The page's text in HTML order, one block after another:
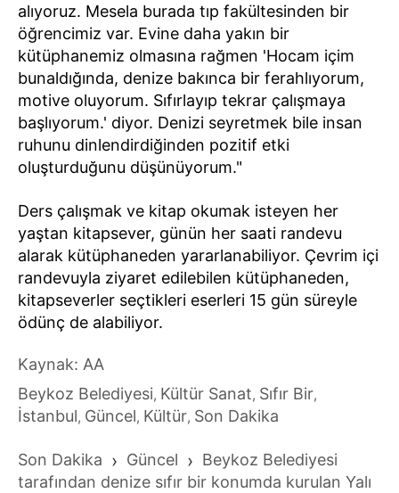
alıyoruz. Mesela burada tıp fakültesinden bir
öğrencimiz var. Evine daha yakın bir
kütüphanemiz olmasına rağmen 'Hocam içim
bunaldığında, denize bakınca bir ferahlıyorum,
motive oluyorum. Sıfırlayıp tekrar çalışmaya
başlıyorum.' diyor. Denizi seyretmek bile insan
ruhunu dinlendirdiğinden pozitif etki
oluşturduğunu düşünüyorum."
Ders çalışmak ve kitap okumak isteyen her
yaştan kitapsever, günün her saati randevu
alarak kütüphaneden yararlanabiliyor. Çevrim içi
randevuyla ziyaret edilebilen kütüphaneden,
kitapseverler seçtikleri eserleri 15 gün süreyle
ödünç de alabiliyor.
Kaynak: AA
Beykoz Belediyesi, Kültür Sanat, Sıfır Bir,
İstanbul, Güncel, Kültür, Son Dakika
Son Dakika › Güncel › Beykoz Belediyesi
tarafından denize sıfır bir konumda kurulan Yalı